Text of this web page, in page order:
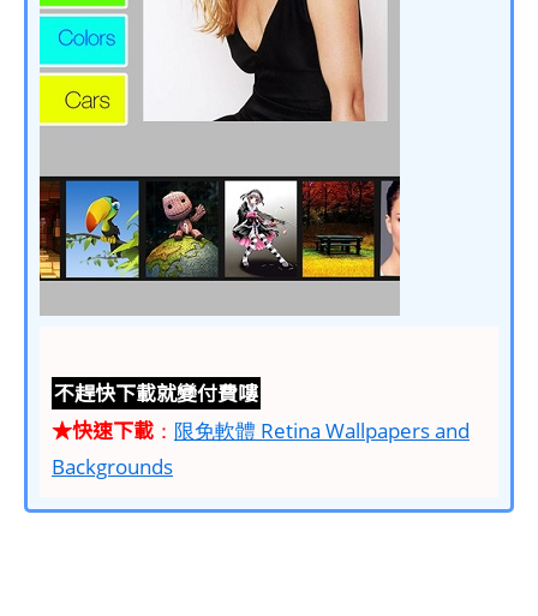
不趕快下載就變付費嘍
★快速下載 ： 限免軟體 Retina Wallpapers and
Backgrounds